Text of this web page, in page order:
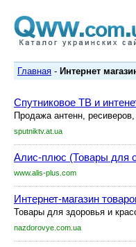
Главная - Интернет
Спутниковое ТВ и
Продажа антенн,
sputniktv.at.ua
Алис-плюс (Товары для
www.alis-plus.com
Интернет-магазин
Товары для здоровья и
nazdorovye.com.ua